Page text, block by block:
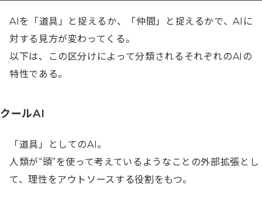
AIを「道具」と捉えるか、「仲間」と捉えるかで、AIに
対する見方が変わってくる。
以下は、この区分けによって分類されるそれぞれのAIの
特性である。
クールAI
「道具」としてのAI。
人類が“頭”を使って考えているようなことの外部拡張とし
て、理性をアウトソースする役割をもつ。